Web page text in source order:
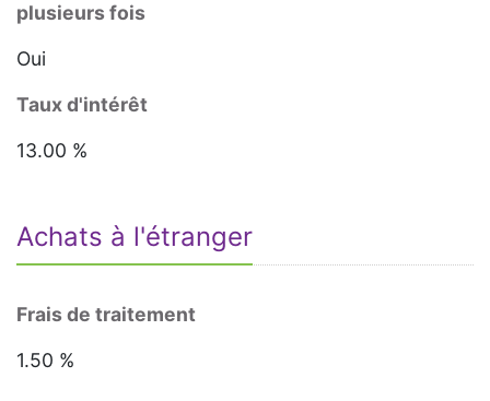
plusieurs fois
Oui
Taux d'intérêt
13.00 %
Achats à l'étranger
Frais de traitement
1.50 %